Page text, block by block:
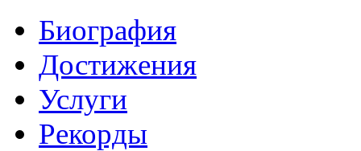
Биография
Достижения
Услуги
Рекорды